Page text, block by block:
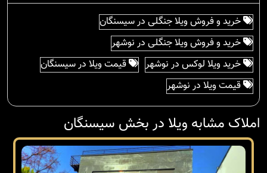
خرید و فروش ویلا جنگلی در سیسنگان
خرید و فروش ویلا جنگلی در نوشهر
خرید ویلا لوکس در نوشهر
قیمت ویلا در سیسنگان
قیمت ویلا در نوشهر
املاک مشابه ویلا در بخش سیسنگان